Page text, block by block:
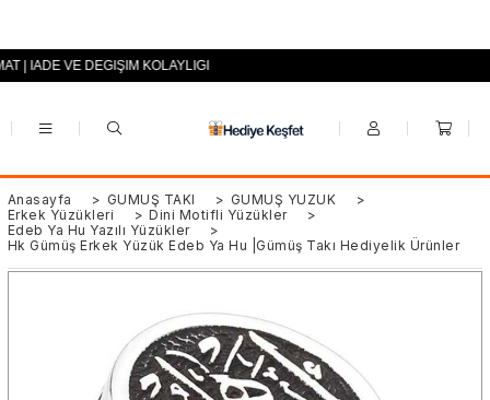
+90 (0553) 694 94 70
| İADE VE DEĞİŞİM KOLAYLIĞI
Anasayfa > GÜMÜŞ TAKI > GÜMÜŞ YÜZÜK
>
Erkek Yüzükleri
> Dini Motifli Yüzükler
>
Edeb Ya Hu Yazılı Yüzükler
>
Hk Gümüş Erkek Yüzük Edeb Ya Hu |Gümüş Takı Hediyelik Ürünler